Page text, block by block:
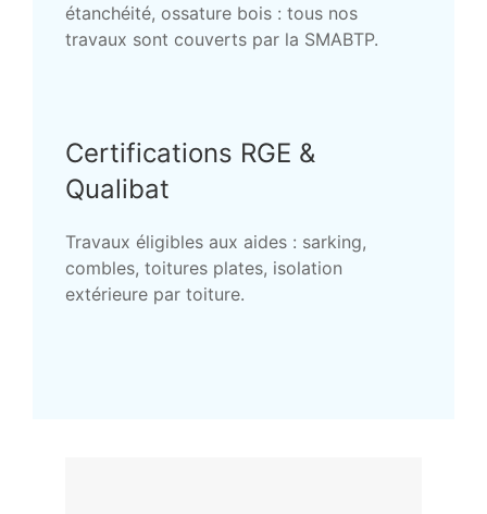
étanchéité, ossature bois : tous nos
travaux sont couverts par la SMABTP.
Certifications RGE &
Qualibat
Travaux éligibles aux aides : sarking,
combles, toitures plates, isolation
extérieure par toiture.